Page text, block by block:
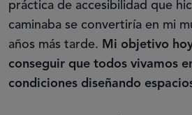
práctica de accesibilidad que
caminaba se convertiría en mi
años más tarde. Mi objetivo
conseguir que todos vivamos
condiciones diseñando